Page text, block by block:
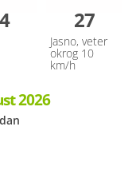
27
Jasno, veter
okrog 10
km/h
2026